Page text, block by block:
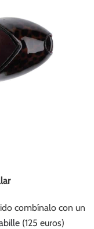
combínalo con un
(125 euros)